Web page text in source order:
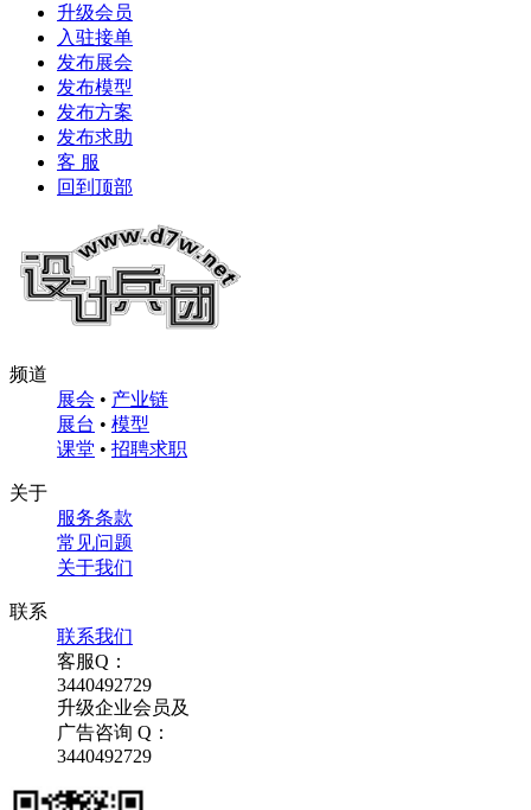
升级会员
入驻接单
发布展会
发布模型
发布方案
发布求助
客 服
回到顶部
频道
展会 • 产业链
展台 • 模型
课堂 • 招聘求职
关于
服务条款
常见问题
关于我们
联系
联系我们
客服Q：
3440492729
升级企业会员及
广告咨询 Q：
3440492729